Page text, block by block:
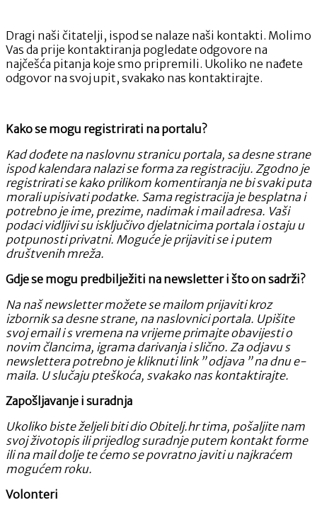
Dragi naši čitatelji, ispod se nalaze naši kontakti. Molimo
Vas da prije kontaktiranja pogledate odgovore na
najčešća pitanja koje smo pripremili. Ukoliko ne nađete
odgovor na svoj upit, svakako nas kontaktirajte.
Kako se mogu registrirati na portalu?
Kad dođete na naslovnu stranicu portala, sa desne strane
ispod kalendara nalazi se forma za registraciju. Zgodno je
registrirati se kako prilikom komentiranja ne bi svaki puta
morali upisivati podatke. Sama registracija je besplatna i
potrebno je ime, prezime, nadimak i mail adresa. Vaši
podaci vidljivi su isključivo djelatnicima portala i ostaju u
potpunosti privatni. Moguće je prijaviti se i putem
društvenih mreža.
Gdje se mogu predbilježiti na newsletter i što on sadrži?
Na naš newsletter možete se mailom prijaviti kroz
izbornik sa desne strane, na naslovnici portala. Upišite
svoj email i s vremena na vrijeme primajte obavijesti o
novim člancima, igrama darivanja i slično. Za odjavu s
newslettera potrebno je kliknuti link ” odjava ” na dnu e-
maila. U slučaju pteškoća, svakako nas kontaktirajte.
Zapošljavanje i suradnja
Ukoliko biste željeli biti dio Obitelj.hr tima, pošaljite nam
svoj životopis ili prijedlog suradnje putem kontakt forme
ili na mail dolje te ćemo se povratno javiti u najkraćem
mogućem roku.
Volonteri